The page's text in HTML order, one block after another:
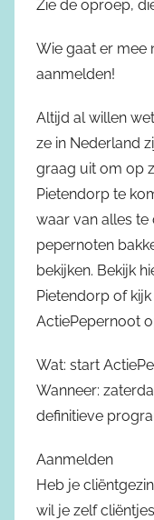
Zie de oproep,
Wie gaat er mee
aanmelden!
Altijd al willen
ze in Nederland
graag uit om op
Pietendorp te
waar van alles
pepernoten
bekijken. Bekijk
Pietendorp of
ActiePepernoot
Wat: start
Wanneer:
definitieve
Aanmelden
Heb je
wil je zelf